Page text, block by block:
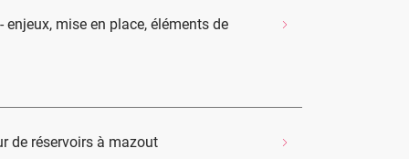
enjeux, mise en place, éléments de
de réservoirs à mazout